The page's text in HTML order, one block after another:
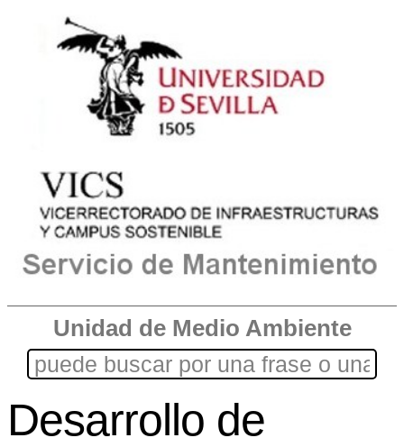
Unidad de Medio Ambiente
Desarrollo de